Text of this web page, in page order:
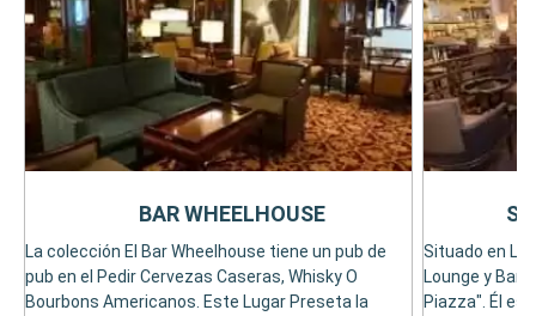
La colección El Bar Wheelhouse tiene un pub de
pub en el Pedir Cervezas Caseras, Whisky O
Bourbons Americanos. Este Lugar Preseta la
BAR WHEELHOUSE
Situado en La
Lounge y Bar
Piazza". Él es